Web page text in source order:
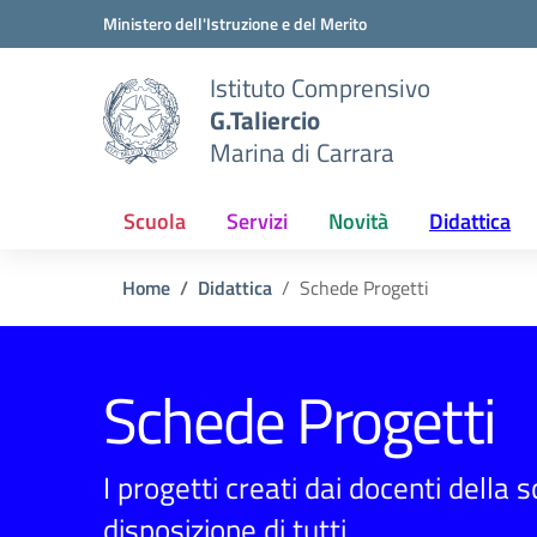
Vai ai contenuti
Vai al menu di navigazioneMinistero dell'Istruzione e del Merito
Istituto Comprensivo
G.Taliercio
Marina di Carrara
Scuola Servizi Novità Didattica
Home Didattica Schede Progetti
Schede Progetti
I progetti creati dai docenti della